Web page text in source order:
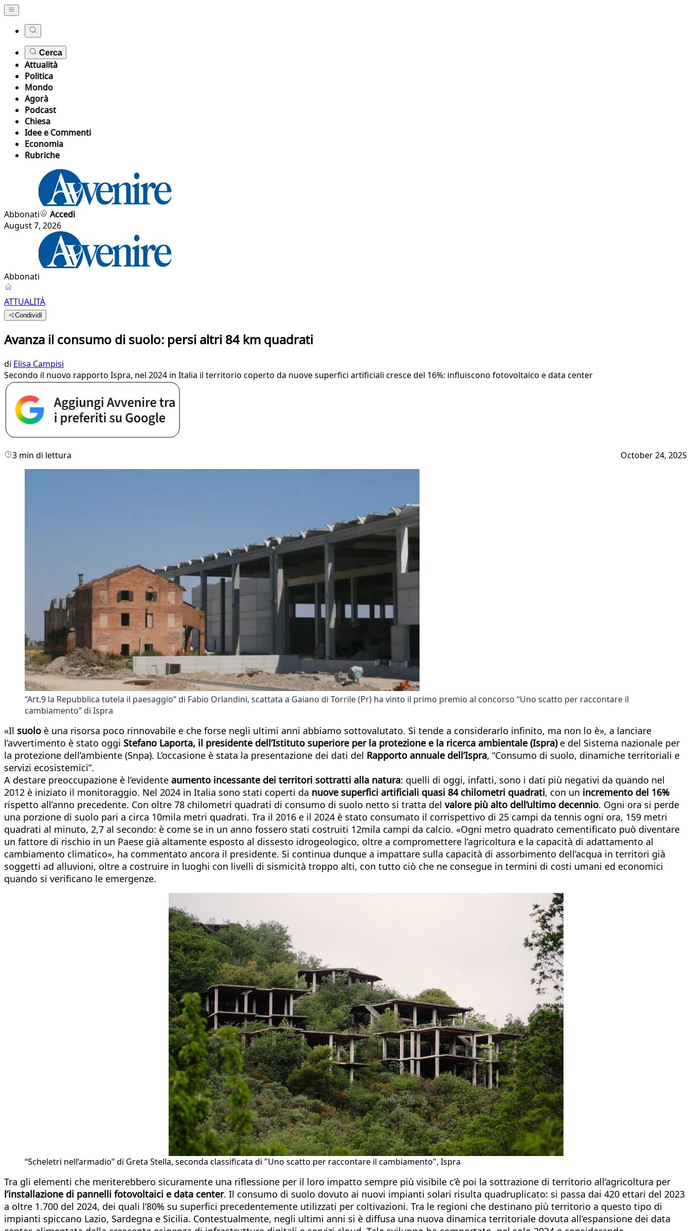
Cerca
Attualità
Politica
Mondo
Agorà
Podcast
Chiesa
Idee e Commenti
Economia
Rubriche
Abbonati
Accedi
August 7, 2026
Abbonati
ATTUALITÀ
Condividi
Avanza il consumo di suolo: persi altri 84 km quadrati
di Elisa Campisi
Secondo il nuovo rapporto Ispra, nel 2024 in Italia il territorio coperto da nuove superfici artificiali cresce del 16%: influiscono fotovoltaico e data center
3 min di lettura October 24, 2025
“Art.9 la Repubblica tutela il paesaggio” di Fabio Orlandini, scattata a Gaiano di Torrile (Pr) ha vinto il primo premio al concorso “Uno scatto per raccontare il
cambiamento” di Ispra
«Il suolo è una risorsa poco rinnovabile e che forse negli ultimi anni abbiamo sottovalutato. Si tende a considerarlo infinito, ma non lo è», a lanciare
l’avvertimento è stato oggi Stefano Laporta, il presidente dell’Istituto superiore per la protezione e la ricerca ambientale (Ispra)e del Sistema nazionale per
la protezione dell’ambiente (Snpa). L’occasione è stata la presentazione dei dati del Rapporto annuale dell’Ispra, “Consumo di suolo, dinamiche territoriali e
servizi ecosistemici”.
A destare preoccupazione è l’evidente aumento incessante dei territori sottratti alla natura: quelli di oggi, infatti, sono i dati più negativi da quando nel
2012 è iniziato il monitoraggio. Nel 2024 in Italia sono stati coperti da nuove superfici artificiali quasi 84 chilometri quadrati, con un incremento del 16%
rispetto all’anno precedente. Con oltre 78 chilometri quadrati di consumo di suolo netto si tratta del valore più alto dell’ultimo decennio. Ogni ora si perde
una porzione di suolo pari a circa 10mila metri quadrati. Tra il 2016 e il 2024 è stato consumato il corrispettivo di 25 campi da tennis ogni ora, 159 metri
quadrati al minuto, 2,7 al secondo: è come se in un anno fossero stati costruiti 12mila campi da calcio. «Ogni metro quadrato cementificato può diventare
un fattore di rischio in un Paese già altamente esposto al dissesto idrogeologico, oltre a compromettere l’agricoltura e la capacità di adattamento al
cambiamento climatico», ha commentato ancora il presidente. Si continua dunque a impattare sulla capacità di assorbimento dell’acqua in territori già
soggetti ad alluvioni, oltre a costruire in luoghi con livelli di sismicità troppo alti, con tutto ciò che ne consegue in termini di costi umani ed economici
quando si verificano le emergenze.
“Scheletri nell’armadio” di Greta Stella, seconda classificata di "Uno scatto per raccontare il cambiamento", Ispra
Tra gli elementi che meriterebbero sicuramente una riflessione per il loro impatto sempre più visibile c’è poi la sottrazione di territorio all’agricoltura per
l’installazione di pannelli fotovoltaici e data center. Il consumo di suolo dovuto ai nuovi impianti solari risulta quadruplicato: si passa dai 420 ettari del 2023
a oltre 1.700 del 2024, dei quali l’80% su superfici precedentemente utilizzati per coltivazioni. Tra le regioni che destinano più territorio a questo tipo di
impianti spiccano Lazio, Sardegna e Sicilia. Contestualmente, negli ultimi anni si è diffusa una nuova dinamica territoriale dovuta all’espansione dei data